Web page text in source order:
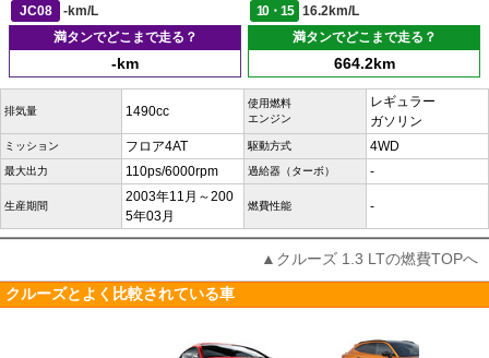
JC08
-km/L 10・15
16.2km/L
満タンでどこまで走る？
-km
満タンでどこまで走る？
664.2km
排気量 1490cc
使用燃料
エンジン
レギュラー
ガソリン
ミッション フロア4AT 駆動方式 4WD
最大出力 110ps/6000rpm 過給器（ターボ） -
生産期間
2003年11月～200
5年03月
燃費性能 -
▲クルーズ 1.3 LTの燃費TOPへ
クルーズとよく比較されている車